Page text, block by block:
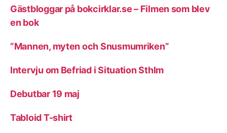
Gästbloggar på bokcirklar.se – Filmen som blev
en bok
”Mannen, myten och Snusmumriken”
Intervju om Befriad i Situation Sthlm
Debutbar 19 maj
Tabloid T-shirt